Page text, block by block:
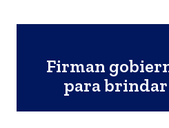
Firman
para